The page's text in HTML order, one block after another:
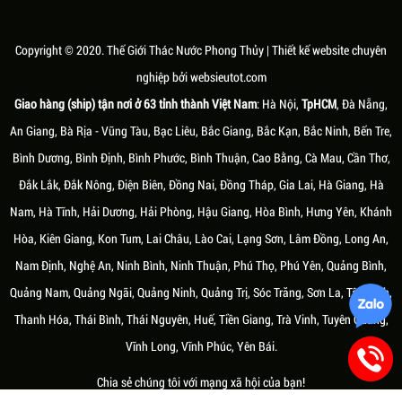
Ý NGHĨA
Âm dương, ngũ hành là hai khái niệm
cơ bản trong thuyết triết học cổ đại
của Trung Hoa. Mỗi người sinh ra sẽ
có một "mạng" khác nhau, tùy theo
năm sinh mà tương ứng với các hành
Âm dương, ngũ hành là hai khái niệm
cơ bản trong thuyết triết học cổ đại
của Trung Hoa. Mỗi người sinh ra sẽ
có một "mạng" khác nhau, tùy theo
năm sinh mà tương ứng với các hành
Kim, Mộc, Thủy, Hỏa và Thổ
DỤNG THÁC NƯỚC PHONG THỦY
Thứ tư, 03/03/2021
PHÁT TÀI CÙNG MỆNH THỦY
MỘC - THÁC NƯỚC PHONG THỦY
Thế Giới Thác Nước Phong Thủy
nghiệp bởiwebsieutot.com
Giao hàng (ship) tận nơi ở 63 tỉnh thành Việt Nam : Hà Nội, TpHCM, Đà Nẵng,
An Giang, Bà Rịa - Vũng Tàu, Bạc Liêu, Bắc Giang, Bắc Kạn, Bắc Ninh, Bến Tre,
Bình Dương, Bình Định, Bình Phước, Bình Thuận, Cao Bằng, Cà Mau, Cần Thơ,
Đắk Lắk, Đắk Nông, Điện Biên, Đồng Nai, Đồng Tháp, Gia Lai, Hà Giang, Hà
Nam, Hà Tĩnh, Hải Dương, Hải Phòng, Hậu Giang, Hòa Bình, Hưng Yên, Khánh
Hòa, Kiên Giang, Kon Tum, Lai Châu, Lào Cai, Lạng Sơn, Lâm Đồng, Long An,
Nam Định, Nghệ An, Ninh Bình, Ninh Thuận, Phú Thọ, Phú Yên, Quảng Bình,
Quảng Nam, Quảng Ngãi, Quảng Ninh, Quảng Trị, Sóc Trăng, Sơn La, Tây Ninh,
Thanh Hóa, Thái Bình, Thái Nguyên, Huế, Tiền Giang, Trà Vinh, Tuyên Quang,
Vĩnh Long, Vĩnh Phúc, Yên Bái.